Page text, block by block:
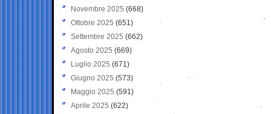
Novembre 2025 (668)
Ottobre 2025 (651)
Settembre 2025 (662)
Agosto 2025 (669)
Luglio 2025 (671)
Giugno 2025 (573)
Maggio 2025 (591)
Aprile 2025 (622)